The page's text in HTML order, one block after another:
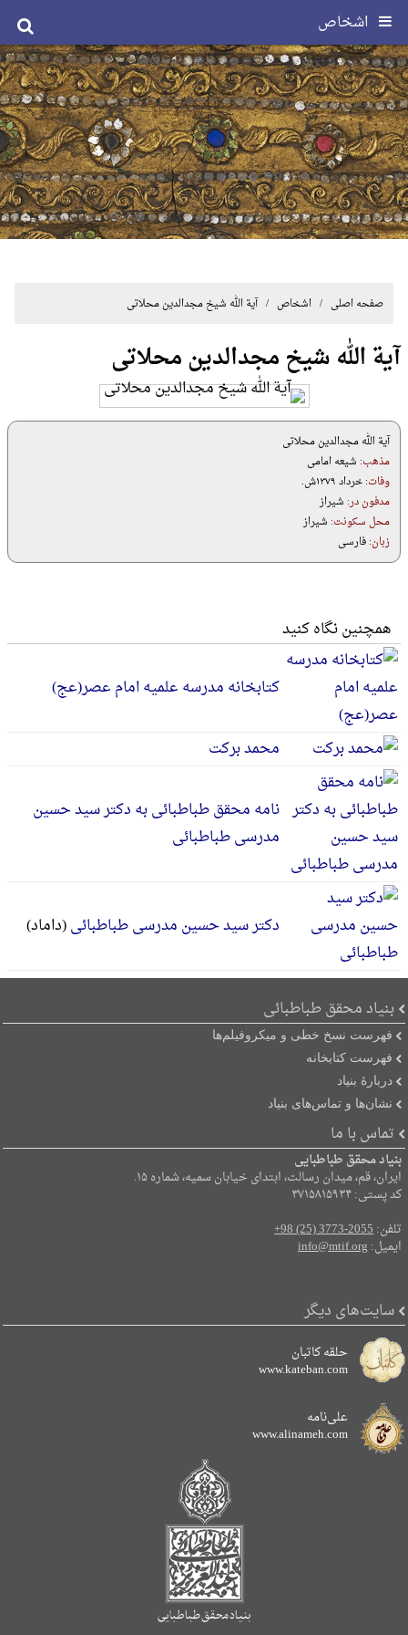
اشخاص
صفحه اصلی / اشخاص / آیة الله شیخ مجدالدین محلاتی
آیة الله شیخ مجدالدین محلاتی
آیة الله مجدالدین محلاتی
مذهب: شیعه امامی
وفات:خرداد ۱۳۷۹ش.
مدفون در: شیراز
محل سکونت: شیراز
زبان:فارسی
همچنین نگاه کنید
کتابخانه مدرسه علمیه امام‌ عصر(عج‌)
محمد برکت
نامه محقق طباطبائی به دکتر سید حسین
مدرسی طباطبائی
دکتر سید حسین مدرسی طباطبائی(داماد)
بنیاد محقق طباطبائی
فهرست نسخ خطی و میکروفیلم‌ها
فهرست کتابخانه
دربارۀ بنیاد
نشان‌ها و تماس‌های بنیاد
تماس با ما
بنیاد محقق طباطبایی
ایران، قم، میدان رسالت، ابتدای خیابان سمیه، شماره ۱۵.
کد پستی: ۳۷۱۵۸۱۵۹۳۴
تلفن:+98 (25) 3773-2055
ایمیل:info@mtif.org
سایت‌های دیگر
حلقه کاتبان
www.kateban.com
علی‌نامه
www.alinameh.com